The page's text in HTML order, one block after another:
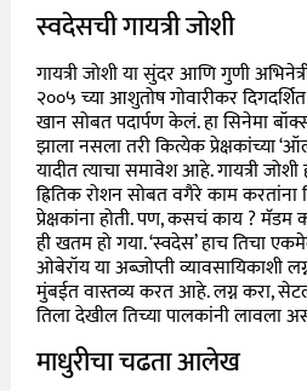
स्वदेसची गायत्री जोशी
गायत्री जोशी या सुंदर आणि गुणी
२००५ च्या आशुतोष गोवारीकर
खान सोबत पदार्पण केलं. हा सिनेमा
झाला नसला तरी कित्येक प्रेक्षकांच्या
यादीत त्याचा समावेश आहे. गायत्री
ह्रितिक रोशन सोबत वगैरे काम
प्रेक्षकांना होती. पण, कसचं काय ?
ही खतम हो गया. ‘स्वदेस’ हाच तिचा
ओबेरॉय या अब्जोप्ती व्यावसायिकाशी
मुंबईत वास्तव्य करत आहे. लग्न करा,
तिला देखील तिच्या पालकांनी लावला
माधुरीचा चढता आलेख